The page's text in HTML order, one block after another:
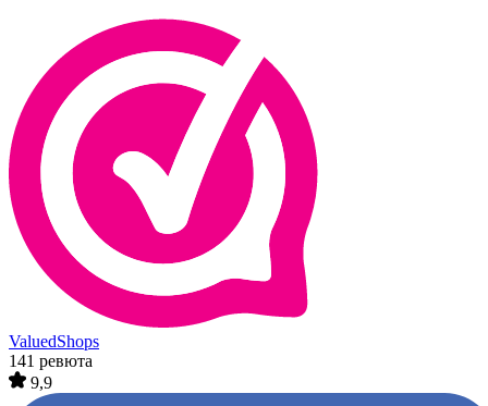
ValuedShops
141 ревюта
9,9